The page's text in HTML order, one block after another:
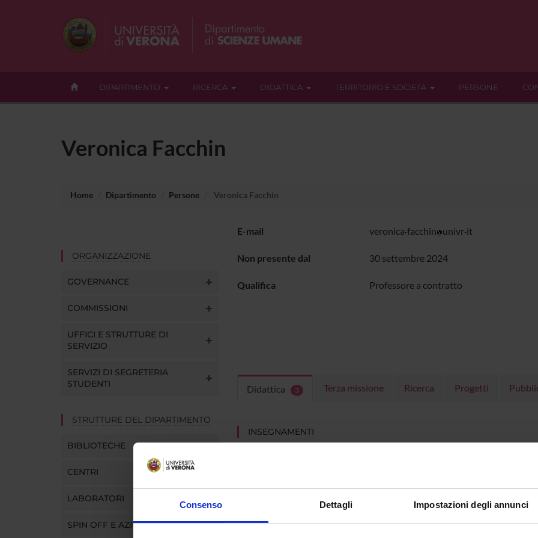
Consenso Dettagli Impostazioni degli annunci
DIPARTIMENTO RICERCA DIDATTICA TERRITORIO E SOCIETÀ PERSONE
Veronica Facchin
Home Dipartimento Persone Veronica Facchin
ORGANIZZAZIONE
GOVERNANCE
COMMISSIONI
UFFICI E STRUTTURE DI
SERVIZIO
SERVIZI DI SEGRETERIA
STUDENTI
STRUTTURE DEL DIPARTIMENTO
BIBLIOTECHE
CENTRI
LABORATORI
SPIN OFF E AZIENDE
E-mail veronica facchin univr it
Non presente dal 30 settembre 2024
Qualifica Professore a contratto
Didattica 3 Terza missione Ricerca Progetti
INSEGNAMENTI
CORSO NOME
CREDITI